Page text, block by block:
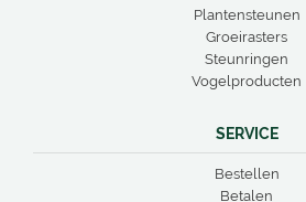
Plantensteunen
Groeirasters
Steunringen
Vogelproducten
SERVICE
Bestellen
Betalen